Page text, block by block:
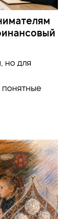
но для